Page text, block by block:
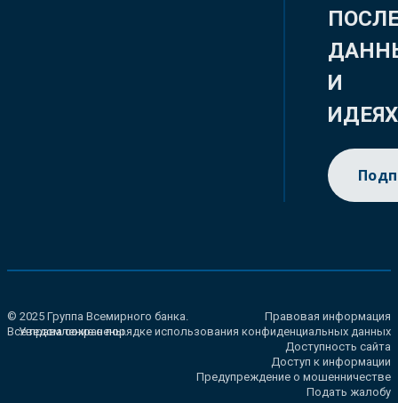
И
ИДЕЯХ
© 2025 Группа Всемирного банка.
Все права сохранены.
Правовая информация
Уведомление о порядке использования конфиденциальных данных
Доступность сайта
Доступ к информации
Предупреждение о мошенничестве
Подать жалобу